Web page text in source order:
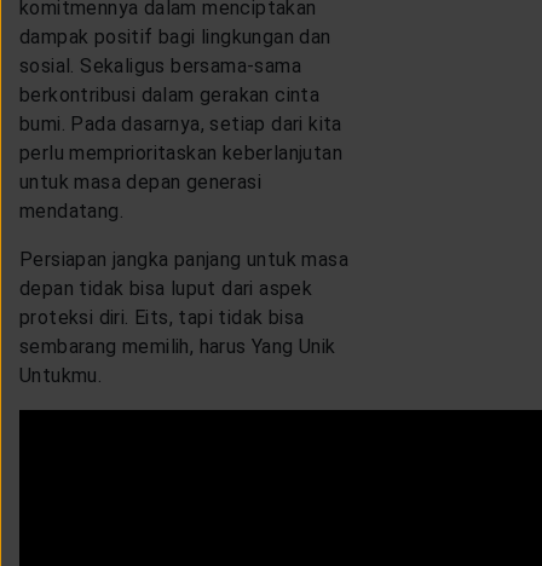
komitmennya dalam menciptakan
dampak positif bagi lingkungan dan
sosial. Sekaligus bersama-sama
berkontribusi dalam gerakan cinta
bumi. Pada dasarnya, setiap dari kita
perlu memprioritaskan keberlanjutan
untuk masa depan generasi
mendatang.
Persiapan jangka panjang untuk masa
depan tidak bisa luput dari aspek
proteksi diri. Eits, tapi tidak bisa
sembarang memilih, harus Yang Unik
Untukmu.